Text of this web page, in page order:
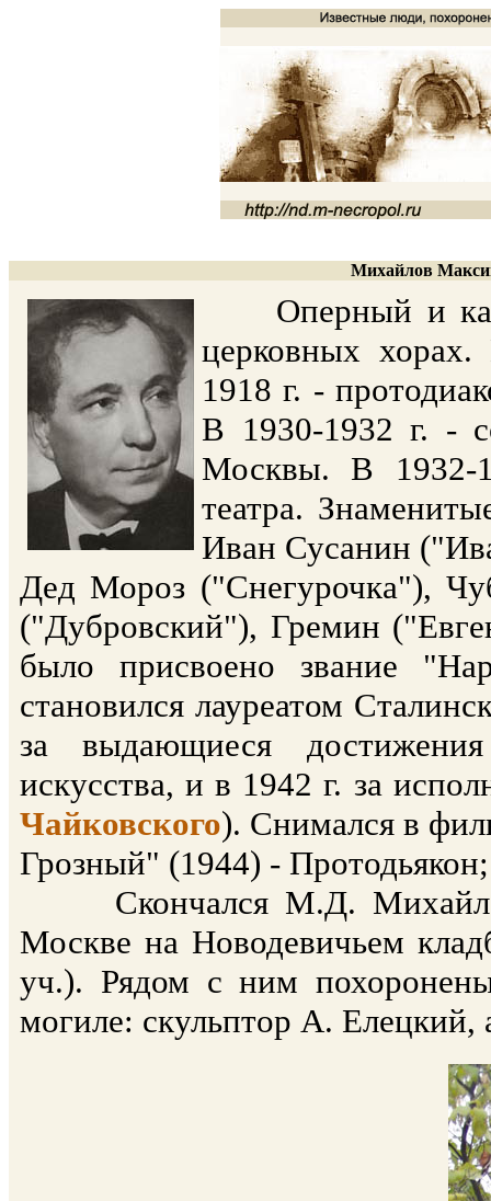
Михайлов
Оперный и
церковных
1918 г. -
В 1930-1932 г. -
Москвы. В 1932-
театра.
Иван Сусанин
Дед Мороз ("Снегурочка"),
("Дубровский"), Гремин
было присвоено звание
становился лауреатом
за выдающиеся достижения
искусства, и в 1942 г. за
Чайковского). Снимался в
Грозный" (1944) -
Скончался М.Д. Михайлов
Москве на Новодевичьем
уч.). Рядом с ним
могиле: скульптор А. Елецкий,